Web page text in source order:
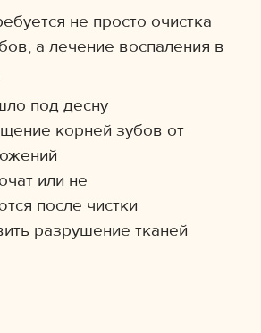
не просто очистка
а лечение воспаления в
под десну
корней зубов от
или не
после чистки
разрушение тканей